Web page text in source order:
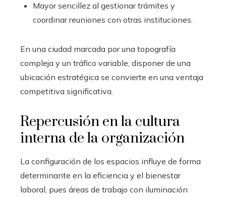
Mayor sencillez al gestionar trámites y
coordinar reuniones con otras instituciones.
En una ciudad marcada por una topografía
compleja y un tráfico variable, disponer de una
ubicación estratégica se convierte en una ventaja
competitiva significativa.
Repercusión en la cultura
interna de la organización
La configuración de los espacios influye de forma
determinante en la eficiencia y el bienestar
laboral, pues áreas de trabajo con iluminación